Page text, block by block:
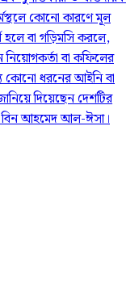
কোনো কারণে মূল
হলে বা গড়িমসি করলে,
বা কফিলের
কোনো ধরনের আইনি বা
দিয়েছেন দেশটির
বিন আহমেদ আল-ঈসা।